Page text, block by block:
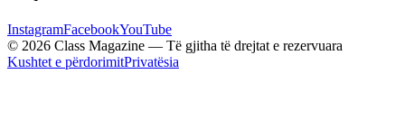
InstagramFacebookYouTube
© 2026 Class Magazine — Të gjitha të drejtat e rezervuara
Kushtet e përdorimitPrivatësia